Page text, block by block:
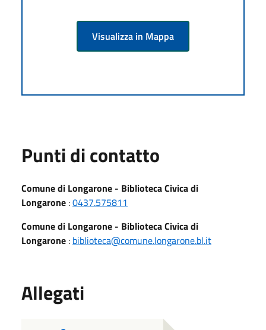
Visualizza in Mappa
Punti di contatto
Comune di Longarone - Biblioteca Civica di
Longarone :0437.575811
Comune di Longarone - Biblioteca Civica di
Longarone : biblioteca@comune.longarone.bl.it
Allegati